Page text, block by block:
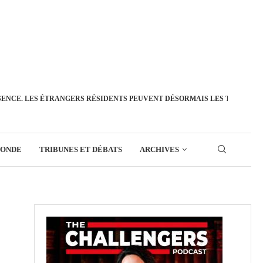
LES ÉTRANGERS RÉSIDENTS PEUVENT DÉSORMAIS LES
TRIBUNES ET DÉBATS ARCHIVES